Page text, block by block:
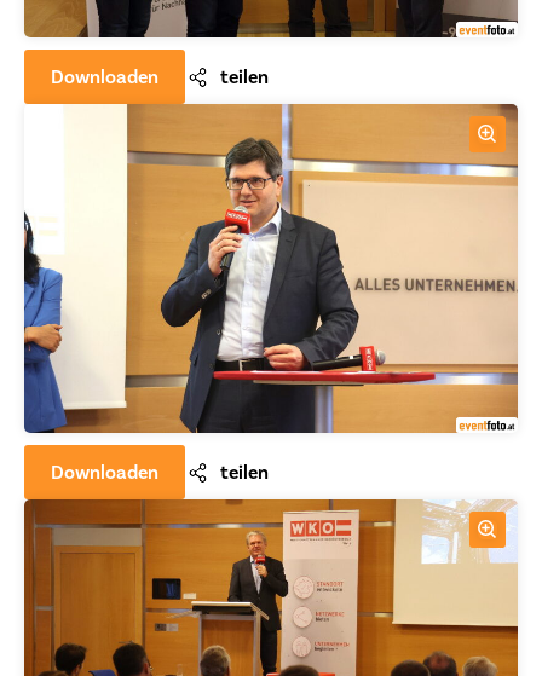
Downloaden teilen
Downloaden teilen